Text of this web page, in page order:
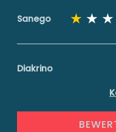
Sanego
Diakrino